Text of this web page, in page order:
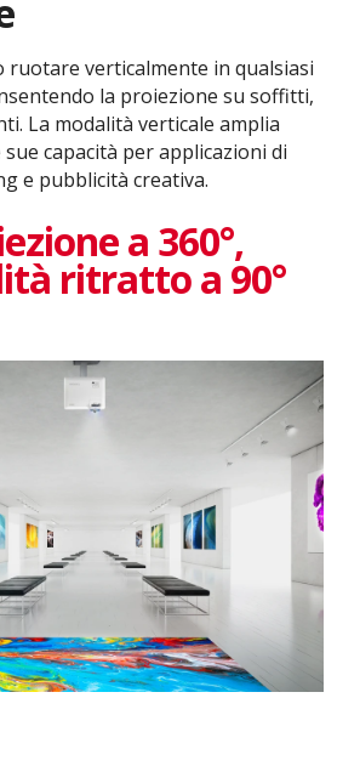
verticalmente in qualsiasi
la proiezione su soffitti,
La modalità verticale amplia
capacità per applicazioni di
e pubblicità creativa.
a 360°,
ritratto a 90°